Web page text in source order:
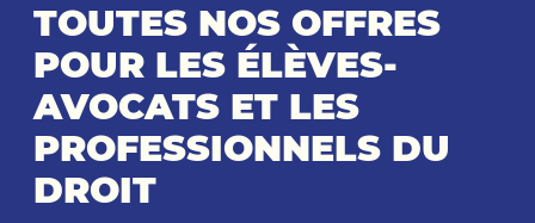
TOUTES NOS OFFRES
POUR LES ÉLÈVES-
AVOCATS ET LES
PROFESSIONNELS DU
DROIT